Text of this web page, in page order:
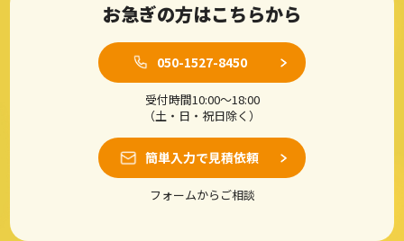
お急ぎの方はこちらから
簡単入力で見積依頼
フォームからご相談
050-1527-8450
受付時間10:00〜18:00
（土・日・祝日除く）